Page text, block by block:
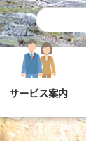
サービス案内